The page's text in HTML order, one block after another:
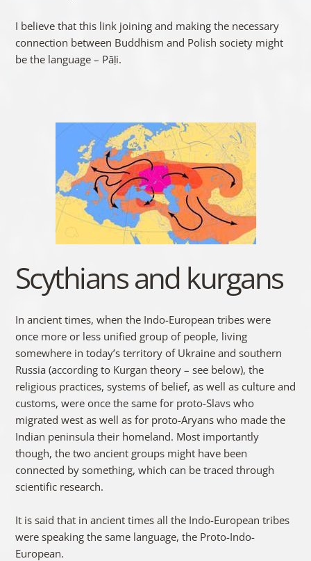
I believe that this link joining and making the necessary
connection between Buddhism and Polish society might
be the language – Pāḷi.
Scythians and kurgans
In ancient times, when the Indo-European tribes were
once more or less unified group of people, living
somewhere in today’s territory of Ukraine and southern
Russia (according to Kurgan theory – see below), the
religious practices, systems of belief, as well as culture and
customs, were once the same for proto-Slavs who
migrated west as well as for proto-Aryans who made the
Indian peninsula their homeland. Most importantly
though, the two ancient groups might have been
connected by something, which can be traced through
scientific research.
It is said that in ancient times all the Indo-European tribes
were speaking the same language, the Proto-Indo-
European.